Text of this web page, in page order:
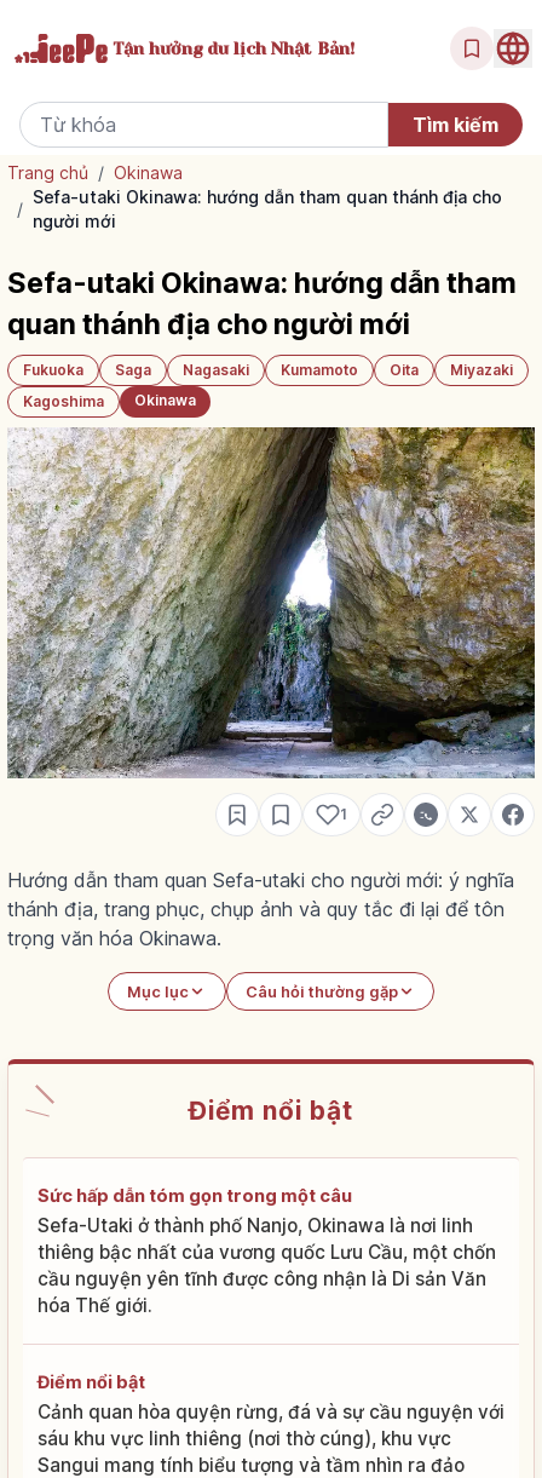
Tận hưởngdu lịch Nhật Bản!
Trang chủ / Okinawa
/
Sefa-utaki Okinawa: hướng dẫn tham quan thánh địa cho
người mới
Sefa-utaki Okinawa: hướng dẫn tham
quan thánh địa cho người mới
Fukuoka Saga Nagasaki Kumamoto Oita
Miyazaki
Kagoshima
Okinawa
1
Hướng dẫn tham quan Sefa-utaki cho người mới: ý nghĩa
thánh địa, trang phục, chụp ảnh và quy tắc đi lại để tôn
trọng văn hóa Okinawa.
Mục lục Câu hỏi thường gặp
Điểm nổi bật
Sức hấp dẫn tóm gọn trong một câu
Sefa-Utaki ở thành phố Nanjo, Okinawa là nơi linh
thiêng bậc nhất của vương quốc Lưu Cầu, một chốn
cầu nguyện yên tĩnh được công nhận là Di sản Văn
hóa Thế giới.
Điểm nổi bật
Cảnh quan hòa quyện rừng, đá và sự cầu nguyện với
sáu khu vực linh thiêng (nơi thờ cúng), khu vực
Sangui mang tính biểu tượng và tầm nhìn ra đảo